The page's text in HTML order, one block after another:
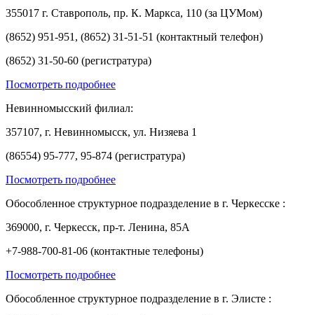
355017 г. Ставрополь, пр. К. Маркса, 110 (за ЦУМом)
(8652) 951-951, (8652) 31-51-51 (контактный телефон)
(8652) 31-50-60 (регистратура)
Посмотреть подробнее
Невинномысский филиал:
357107, г. Невинномысск, ул. Низяева 1
(86554) 95-777, 95-874 (регистратура)
Посмотреть подробнее
Обособленное структурное подразделение в г. Черкесске :
369000, г. Черкесск, пр-т. Ленина, 85А
+7-988-700-81-06 (контактные телефоны)
Посмотреть подробнее
Обособленное структурное подразделение в г. Элисте :